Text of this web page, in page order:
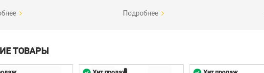
Подробнее
ТОВАРЫ